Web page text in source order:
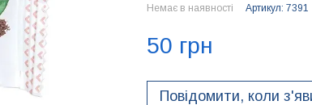
Немає в наявності Артикул: 7391
50 грн
Повідомити, коли